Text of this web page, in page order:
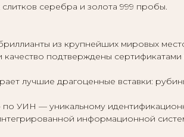
серебра и золота 999 пробы.
из крупнейших мировых
подтверждены
лучшие драгоценные вставки:
УИН — уникальному
информационной